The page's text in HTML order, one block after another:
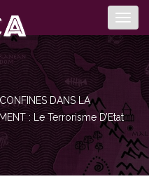
DANS LA
: Le Terrorisme D’Etat